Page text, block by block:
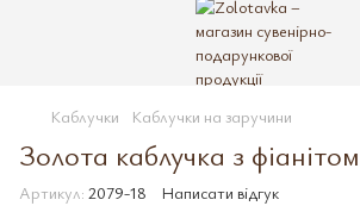
Каблучки Каблучки на заручини
Золота каблучка з
Артикул: 2079-18 Написати відгук